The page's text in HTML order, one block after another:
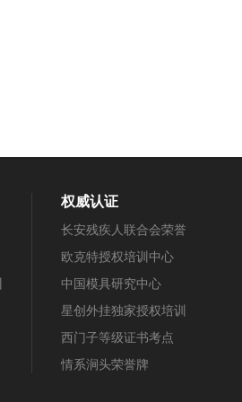
权威认证
长安残疾人联合会荣誉
欧克特授权培训中心
中国模具研究中心
星创外挂独家授权培训
西门子等级证书考点
情系涧头荣誉牌